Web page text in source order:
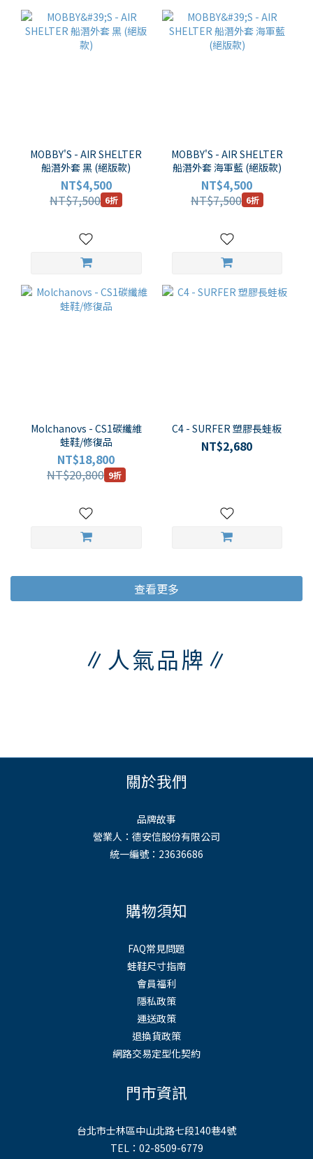
MOBBY'S - AIR SHELTER
船潛外套 黑 (絕版款)
NT$4,500
NT$7,500 6折
MOBBY'S - AIR SHELTER
船潛外套 海軍藍 (絕版款)
NT$4,500
NT$7,500 6折
Molchanovs - CS1碳纖維
蛙鞋/修復品
NT$18,800
NT$20,800 9折
C4 - SURFER 塑膠長蛙板
NT$2,680
查看更多
∥人氣品牌∥
關於我們
品牌故事
營業人：德安信股份有限公司
統一編號：23636686
購物須知
FAQ常見問題
蛙鞋尺寸指南
會員福利
隱私政策
運送政策
退換貨政策
網路交易定型化契約
門市資訊
台北市士林區中山北路七段140巷4號
TEL：02-8509-6779